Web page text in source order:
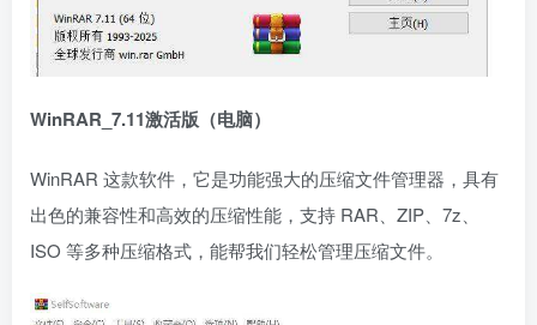
WinRAR_7.11激活版（电脑）
WinRAR 这款软件，它是功能强大的压缩文件管理器，具有
出色的兼容性和高效的压缩性能，支持 RAR、ZIP、7z、
ISO 等多种压缩格式，能帮我们轻松管理压缩文件。